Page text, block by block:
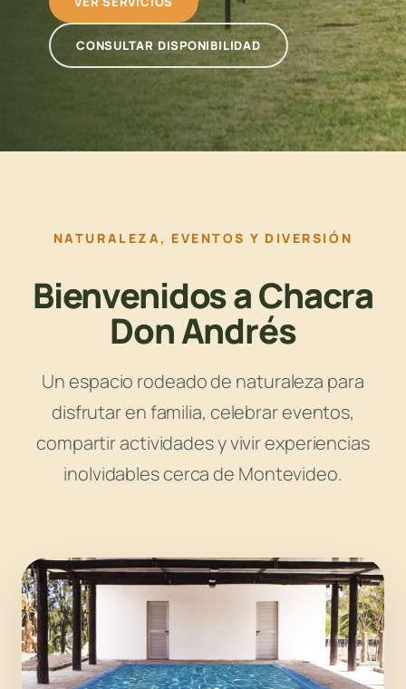
CONSULTAR DISPONIBILIDAD
NATURALEZA, EVENTOS Y DIVERSIÓN
Bienvenidos a Chacra
Don Andrés
Un espacio rodeado de naturaleza para
disfrutar en familia, celebrar eventos,
compartir actividades y vivir experiencias
inolvidables cerca de Montevideo.